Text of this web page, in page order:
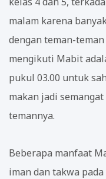
malam karena
dengan teman-
mengikuti Mabit
pukul 03.00 untuk
makan jadi
temannya.
Beberapa manfaat
iman dan takwa